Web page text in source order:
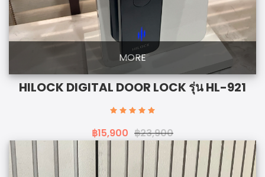
MORE
HILOCK DIGITAL DOOR LOCK รุ่น HL-921
฿15,900 ฿23,900